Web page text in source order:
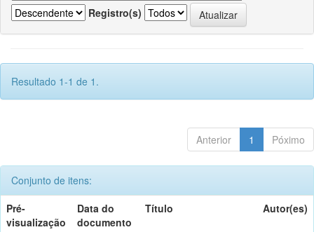
Registro(s)
Resultado 1-1 de 1.
Anterior 1 Póximo
Conjunto de itens:
Pré-
visualização
Data do
documento
Título Autor(es)